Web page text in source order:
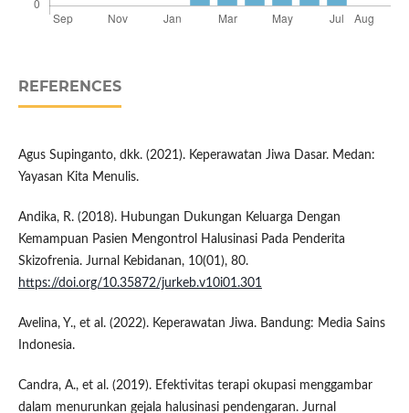
REFERENCES
Agus Supinganto, dkk. (2021). Keperawatan Jiwa Dasar. Medan:
Yayasan Kita Menulis.
Andika, R. (2018). Hubungan Dukungan Keluarga Dengan
Kemampuan Pasien Mengontrol Halusinasi Pada Penderita
Skizofrenia. Jurnal Kebidanan, 10(01), 80.
https://doi.org/10.35872/jurkeb.v10i01.301
Avelina, Y., et al. (2022). Keperawatan Jiwa. Bandung: Media Sains
Indonesia.
Candra, A., et al. (2019). Efektivitas terapi okupasi menggambar
dalam menurunkan gejala halusinasi pendengaran. Jurnal